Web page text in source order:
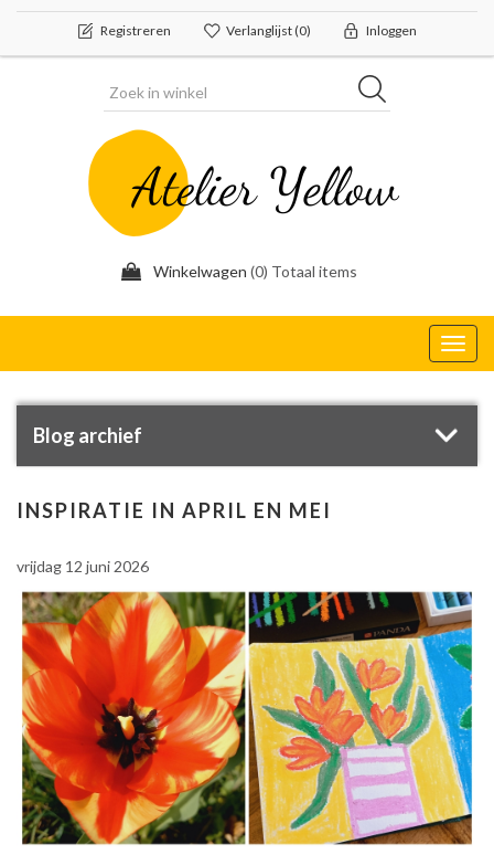
Registreren Verlanglijst(0) Inloggen
Winkelwagen (0) Totaal items
Blog archief
INSPIRATIE IN APRIL EN MEI
vrijdag 12 juni 2026